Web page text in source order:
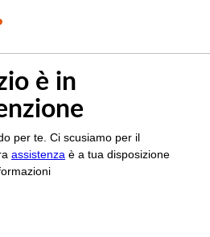
è in
per te. Ci scusiamo per il
assistenza è a tua disposizione